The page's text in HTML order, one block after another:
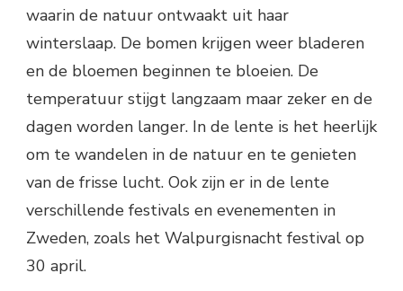
waarin de natuur ontwaakt uit haar
winterslaap. De bomen krijgen weer bladeren
en de bloemen beginnen te bloeien. De
temperatuur stijgt langzaam maar zeker en de
dagen worden langer. In de lente is het heerlijk
om te wandelen in de natuur en te genieten
van de frisse lucht. Ook zijn er in de lente
verschillende festivals en evenementen in
Zweden, zoals het Walpurgisnacht festival op
30 april.